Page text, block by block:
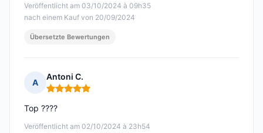
Veröffentlicht am 03/10/2024 à 09h35
nach einem Kauf von 20/09/2024
Übersetzte Bewertungen
A
Antoni C.
Hinweis: 5 von 5
Veröffentlicht am 02/10/2024 à 23h54
Top ????